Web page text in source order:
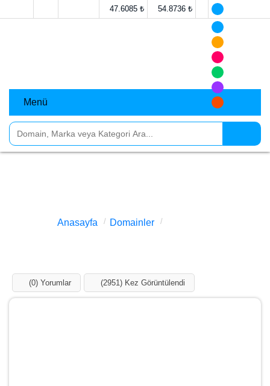
47.6085 ₺ 54.8736 ₺
Menü
Anasayfa Domainler cigborek.com.tr
(0) Yorumlar (2951) Kez Görüntülendi